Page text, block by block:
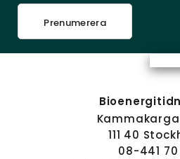
Prenumerera
111 40
08-441